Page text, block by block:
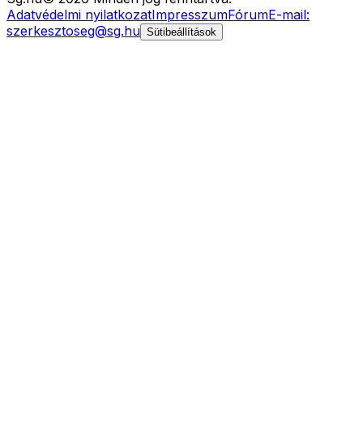
Adatvédelmi nyilatkozatImpresszumFórumE-mail:
szerkesztoseg@sg.hu Sütibeállítások